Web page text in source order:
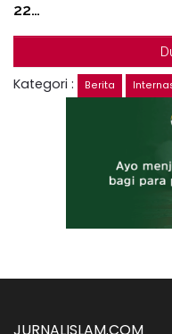
22…
Kategori : Berita